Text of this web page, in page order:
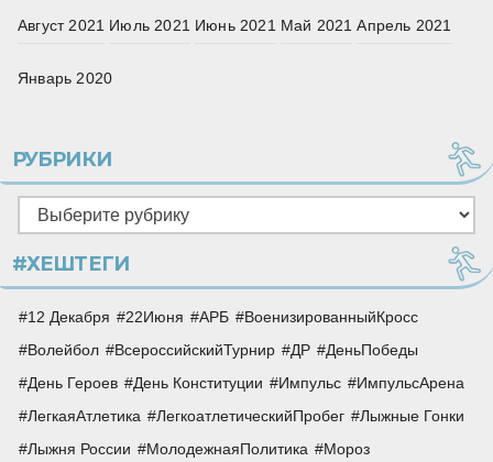
Август 2021 Июль 2021 Июнь 2021 Май 2021 Апрель 2021
Январь 2020
РУБРИКИ
Рубрики
#ХЕШТЕГИ
12 Декабря 22Июня АРБ
ВоенизированныйКросс
Волейбол
ВсероссийскийТурнир ДР
ДеньПобеды
День Героев
День Конституции Импульс
ИмпульсАрена
ЛегкаяАтлетика
ЛегкоатлетическийПробег
Лыжные Гонки
Лыжня России
МолодежнаяПолитика
Мороз